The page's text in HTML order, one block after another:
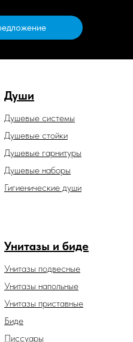
Души
Душевые гарнитуры
Душевые системы
Гигиенические души
Душевые наборы
Унитазы и биде
Унитазы подвесные
Унитазы напольные
Унитазы приставные
Душевые стойки
Биде
Писсуары